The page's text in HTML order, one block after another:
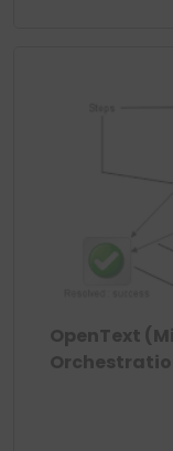
OpenText